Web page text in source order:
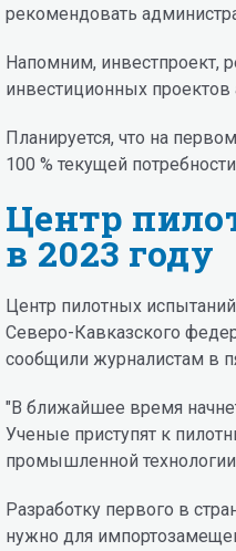
рекомендовать
Напомним, инвестпроект,
инвестиционных
Планируется, что на
100 % текущей
Центр
в 2023 году
Центр пилотных
Северо-Кавказского
сообщили журналистам в
"В ближайшее время
Ученые приступят к
промышленной
Разработку первого в
нужно для